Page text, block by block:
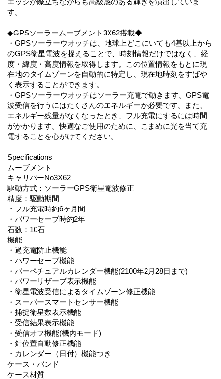
エッジが際立ちながらも高級感のある輝きを演出していま
す。
◆GPSソーラームーブメント3X62搭載◆
・GPSソーラーウオッチは、地球上どこにいても4基以上から
のGPS衛星電波を捉えることで、時刻情報だけではなく、経
度・緯度・高度情報を取得します。この位置情報をもとに現
在地のタイムゾーンを自動的に特定し、現在地時刻をすばや
く表示することができます。
・GPSソーラーウオッチはソーラー充電で動きます。GPS電
波受信を行うにはたくさんのエネルギーが必要です。また、
エネルギー残量がなくなったとき、フル充電にするには時間
がかかります。快適なご使用のために、こまめに光を当て充
電することを心がけてください。
Specifications
ムーブメント
キャリバーNo3X62
駆動方式：ソーラーGPS衛星電波修正
精度：駆動期間
・フル充電時約6ヶ月間
・パワーセーブ時約2年
石数：10石
機能
・過充電防止機能
・パワーセーブ機能
・パーペチュアルカレンダー機能(2100年2月28日まで)
・パワーリザーブ表示機能
・衛星電波受信によるタイムゾーン修正機能
・スーパースマートセンサー機能
・捕捉衛星数表示機能
・受信結果表示機能
・受信オフ機能(機内モード)
・針位置自動修正機能
・カレンダー（日付）機能つき
ケース・バンド
ケース材質